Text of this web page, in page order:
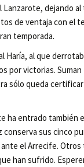
dejando
de ventaja con el
temporada.
Haría, al que
por victorias.
sólo queda
ha entrado también
conserva sus cinco
el Arrecife.
han sufrido.